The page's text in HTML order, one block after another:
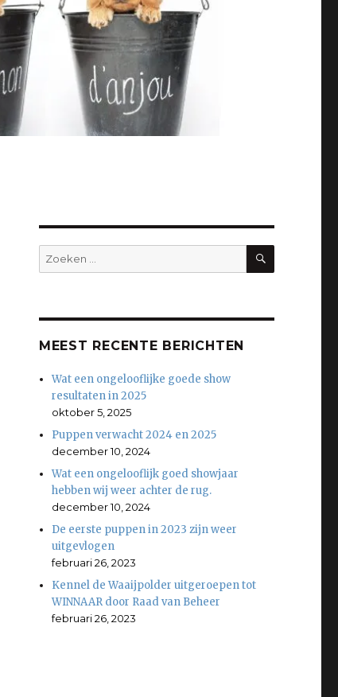
Zoeken
naar:
ZOEKEN
MEEST RECENTE BERICHTEN
Wat een ongelooflijke goede show
resultaten in 2025
oktober 5, 2025
Puppen verwacht 2024 en 2025
december 10, 2024
Wat een ongelooflijk goed showjaar
hebben wij weer achter de rug.
december 10, 2024
De eerste puppen in 2023 zijn weer
uitgevlogen
februari 26, 2023
Kennel de Waaijpolder uitgeroepen tot
WINNAAR door Raad van Beheer
februari 26, 2023